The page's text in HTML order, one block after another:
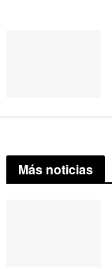
Más noticias